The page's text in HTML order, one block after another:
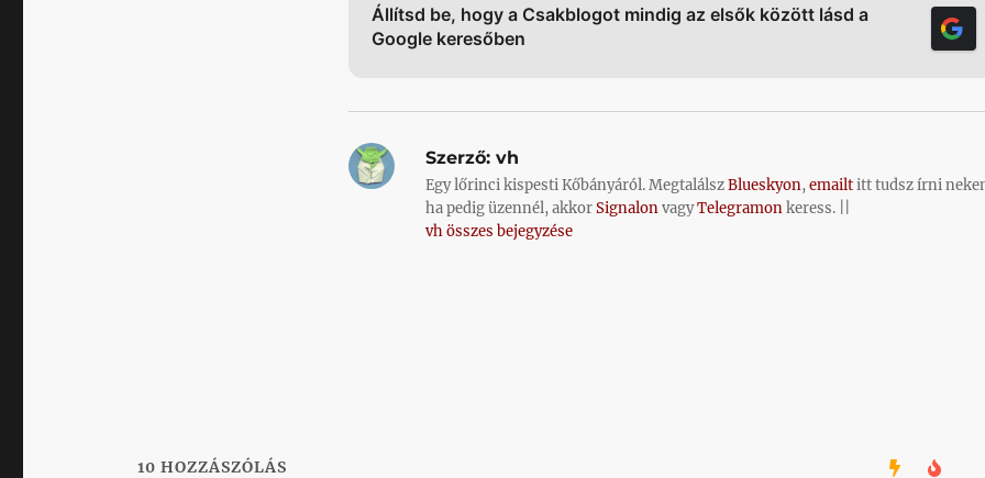
Állítsd be, hogy a Csakblogot mindig az elsők között lásd a
Google keresőben
Szerző:vh
Egy lőrinci kispesti Kőbányáról. MegtalálszBlueskyon,emailtitt tudsz írni
ha pedig üzennél, akkorSignalonvagyTelegramonkeress. ||
vh összes bejegyzése
10 HOZZÁSZÓLÁS